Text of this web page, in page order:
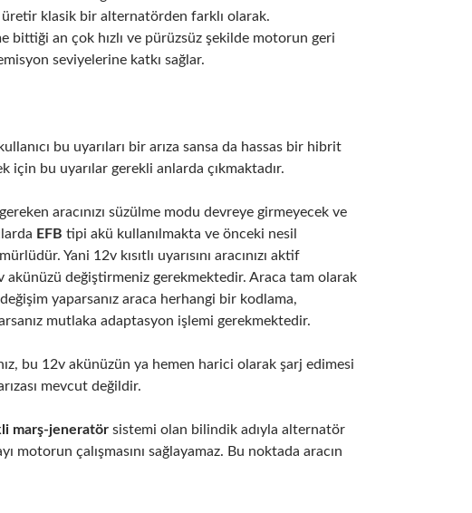
üretir klasik bir alternatörden farklı olarak.
bittiği an çok hızlı ve pürüzsüz şekilde motorun geri
seviyelerine katkı sağlar.
bu uyarıları bir arıza sansa da hassas bir hibrit
için bu uyarılar gerekli anlarda çıkmaktadır.
aracınızı süzülme modu devreye girmeyecek ve
EFB tipi akü kullanılmakta ve önceki nesil
Yani 12v kısıtlı uyarısını aracınızı aktif
akünüzü değiştirmeniz gerekmektedir. Araca tam olarak
yaparsanız araca herhangi bir kodlama,
mutlaka adaptasyon işlemi gerekmektedir.
bu 12v akünüzün ya hemen harici olarak şarj edimesi
mevcut değildir.
marş-jeneratörsistemi olan bilindik adıyla alternatör
motorun çalışmasını sağlayamaz. Bu noktada aracın